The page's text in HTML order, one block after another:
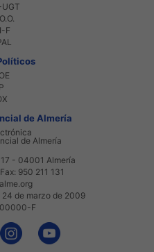
UGT
F
de Almería
de Almería
- 04001 Almería
950 211 131
24 de marzo de 2009
F